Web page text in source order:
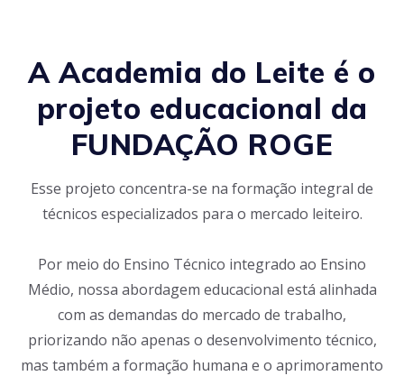
A Academia do Leite é o
projeto educacional da
FUNDAÇÃO ROGE
Esse projeto concentra-se na formação integral de
técnicos especializados para o mercado leiteiro.
Por meio do Ensino Técnico integrado ao Ensino
Médio, nossa abordagem educacional está alinhada
com as demandas do mercado de trabalho,
priorizando não apenas o desenvolvimento técnico,
mas também a formação humana e o aprimoramento